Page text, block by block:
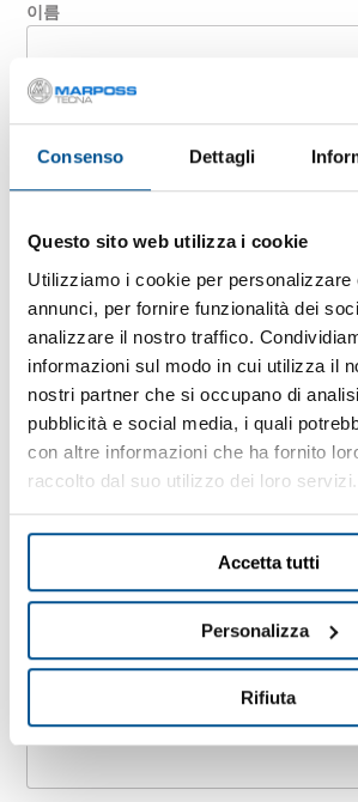
Consenso Dettagli
Questo sito web utilizza i cookie
Utilizziamo i cookie per personalizzare
annunci, per fornire funzionalità dei
analizzare il nostro traffico.
informazioni sul modo in cui utilizza il
nostri partner che si occupano di
pubblicità e social media, i quali
con altre informazioni che ha fornito
raccolto dal suo utilizzo dei loro servizi.
Accetta tutti
Personalizza
Rifiuta
이름
성
국가
이메일
우편번호
Message